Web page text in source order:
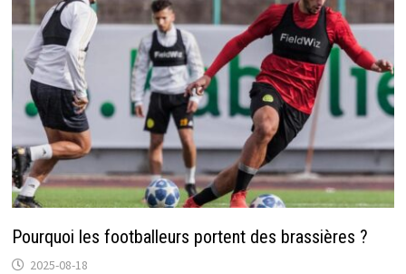
Pourquoi les footballeurs portent des brassières ?
2025-08-18